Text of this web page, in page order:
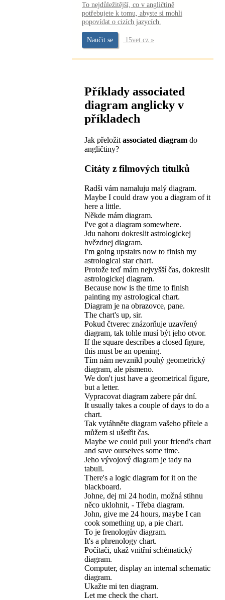
To nejdůležitější, co v angličtině
potřebujete k tomu, abyste si mohli
popovídat o cizích jazycích.
Naučit se 15vet.cz »
Příklady associated
diagram anglicky v
příkladech
Jak přeložit associated diagram do
angličtiny?
Citáty z filmových titulků
Radši vám namaluju malý diagram.
Maybe I could draw you a diagram of it
here a little.
Někde mám diagram.
I've got a diagram somewhere.
Jdu nahoru dokreslit astrologickej
hvězdnej diagram.
I'm going upstairs now to finish my
astrological star chart.
Protože teď mám nejvyšší čas, dokreslit
astrologickej diagram.
Because now is the time to finish
painting my astrological chart.
Diagram je na obrazovce, pane.
The chart's up, sir.
Pokud čtverec znázorňuje uzavřený
diagram, tak tohle musí být jeho otvor.
If the square describes a closed figure,
this must be an opening.
Tím nám nevznikl pouhý geometrický
diagram, ale písmeno.
We don't just have a geometrical figure,
but a letter.
Vypracovat diagram zabere pár dní.
It usually takes a couple of days to do a
chart.
Tak vytáhněte diagram vašeho přítele a
můžem si ušetřit čas.
Maybe we could pull your friend's chart
and save ourselves some time.
Jeho vývojový diagram je tady na
tabuli.
There's a logic diagram for it on the
blackboard.
Johne, dej mi 24 hodin, možná stihnu
něco uklohnit, - Třeba diagram.
John, give me 24 hours, maybe I can
cook something up, a pie chart.
To je frenologův diagram.
It's a phrenology chart.
Počítači, ukaž vnitřní schématický
diagram.
Computer, display an internal schematic
diagram.
Ukažte mi ten diagram.
Let me check the chart.